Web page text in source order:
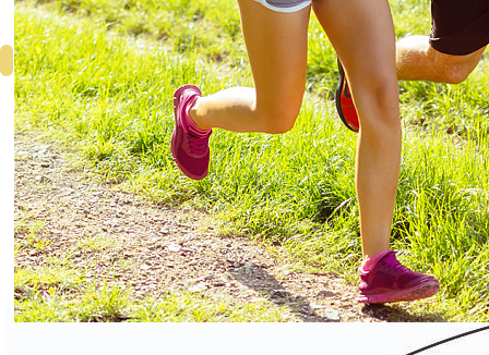
Поперечно-подлужная, 27